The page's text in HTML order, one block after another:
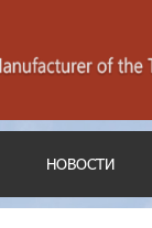
НОВОСТИ